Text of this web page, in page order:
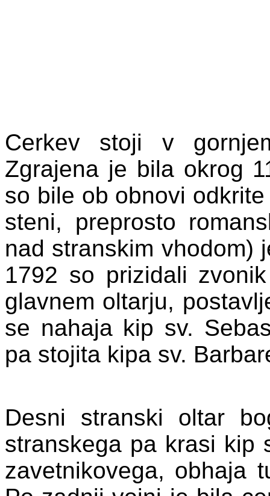
Cerkev stoji v
Zgrajena je bila okrog
so bile ob obnovi
steni, preprosto
nad stranskim vhodom)
1792 so prizidali
glavnem oltarju,
se nahaja kip sv.
pa stojita kipa sv.
Desni stranski oltar
stranskega pa krasi kip
zavetnikovega, obhaja